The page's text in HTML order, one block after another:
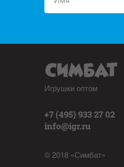
Игрушки оптом
+7 (495) 933 27 02
info@igr.ru
© 2018 «Симбат»